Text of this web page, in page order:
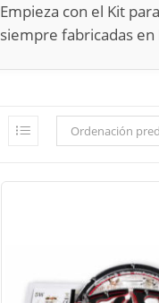
Empieza con el Kit
siempre fabricadas
Ordenación